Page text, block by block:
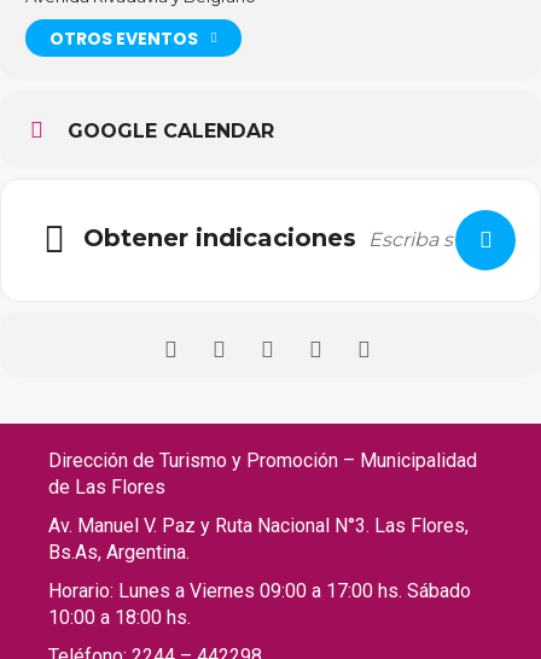
OTROS EVENTOS
GOOGLE CALENDAR
Obtener indicaciones
Dirección de Turismo y Promoción – Municipalidad
de Las Flores
Av. Manuel V. Paz y Ruta Nacional N°3. Las Flores,
Bs.As, Argentina.
Horario: Lunes a Viernes 09:00 a 17:00 hs. Sábado
10:00 a 18:00 hs.